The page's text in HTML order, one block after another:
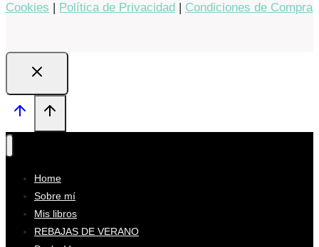
Cookies
Política de Privacidad Condiciones de Compra
Home
Sobre mí
Mis libros
REBAJAS DE VERANO